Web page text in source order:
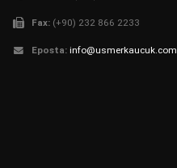
Fax: (+90) 232 866 2233
Eposta: info@usmerkaucuk.com